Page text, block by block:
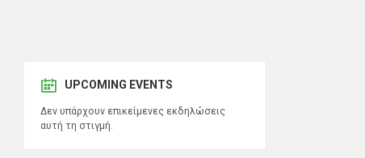
UPCOMING EVENTS
Δεν υπάρχουν επικείμενες εκδηλώσεις
αυτή τη στιγμή.